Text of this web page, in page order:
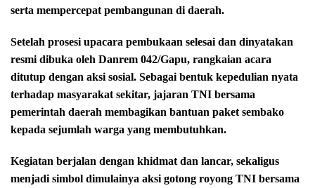
serta mempercepat pembangunan di daerah.
Setelah prosesi upacara pembukaan selesai dan dinyatakan
resmi dibuka oleh Danrem 042/Gapu, rangkaian acara
ditutup dengan aksi sosial. Sebagai bentuk kepedulian nyata
terhadap masyarakat sekitar, jajaran TNI bersama
pemerintah daerah membagikan bantuan paket sembako
kepada sejumlah warga yang membutuhkan.
Kegiatan berjalan dengan khidmat dan lancar, sekaligus
menjadi simbol dimulainya aksi gotong royong TNI bersama